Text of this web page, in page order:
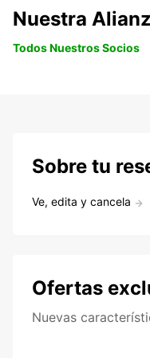
Nuestra
Todos Nuestros Socios
Sobre tu
Ve, edita y cancela
Ofertas
Nuevas